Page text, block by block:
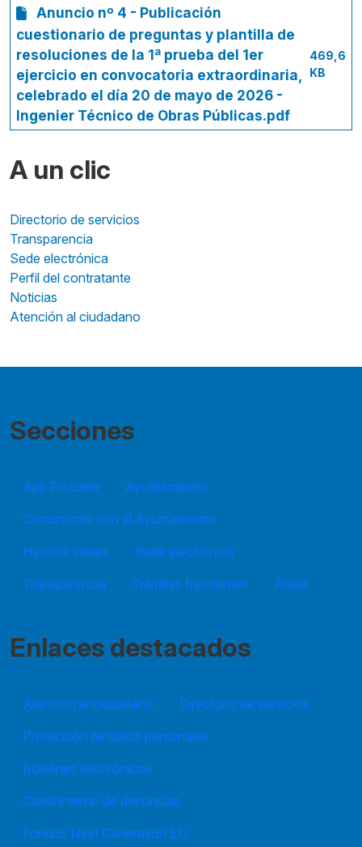
Anuncio nº 4 - Publicación
cuestionario de preguntas y plantilla de
resoluciones de la 1ª prueba del 1er
ejercicio en convocatoria extraordinaria,
celebrado el día 20 de mayo de 2026 -
Ingenier Técnico de Obras Públicas.pdf
469,6
KB
A un clic
Directorio de servicios
Transparencia
Sede electrónica
Perfil del contratante
Noticias
Atención al ciudadano
Secciones
App Pozuelo
Ayuntamiento
Comunícate con el Ayuntamiento
Hechos vitales
Sede electrónica
Transparencia
Trámites frecuentes Áreas
Enlaces destacados
Atención al ciudadano
Directorio de servicios
Protección de datos personales
Boletines electrónicos
Canal interno de denuncias
Fondos Next Generation EU